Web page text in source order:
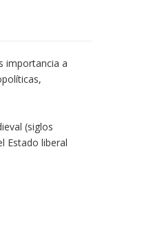
importancia a
(siglos
Estado liberal